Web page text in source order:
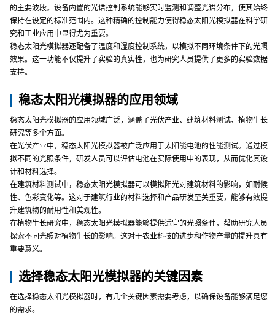
的主要波段。设备内置的光谱控制系统能够实时监测和调整光谱分布，使其始终
保持在设定的标准范围内。这种精确的控制能力使得稳态太阳光模拟器在科学研
究和工业应用中显得尤为重要。
稳态太阳光模拟器还配备了温度和湿度控制系统，以模拟不同环境条件下的光照
效果。这一功能不仅提升了实验的真实性，也为研究人员提供了更多的实验数据
支持。
稳态太阳光模拟器的应用领域
稳态太阳光模拟器的应用领域广泛，涵盖了光伏产业、建筑材料测试、植物生长
研究等多个方面。
在光伏产业中，稳态太阳光模拟器被广泛应用于太阳能电池的性能测试。通过模
拟不同的光照条件，研发人员可以评估电池在实际使用中的表现，从而优化其设
计和材料选择。
在建筑材料测试中，稳态太阳光模拟器可以模拟阳光对建筑材料的影响，如耐候
性、色彩变化等。这对于建筑行业的材料选择和产品研发至关重要，能够有效提
升建筑物的耐用性和美观性。
在植物生长研究中，稳态太阳光模拟器能够提供适宜的光照条件，帮助研究人员
探索不同光照对植物生长的影响。这对于农业科技的进步和作物产量的提升具有
重要意义。
选择稳态太阳光模拟器的关键因素
在选择稳态太阳光模拟器时，有几个关键因素需要考虑，以确保设备能够满足您
的需求。